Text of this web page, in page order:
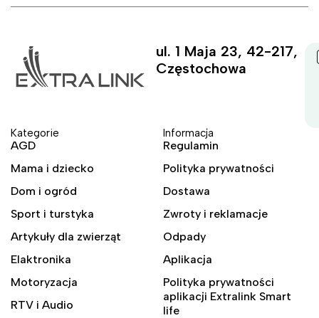
ul. 1 Maja 23, 42-217,
Częstochowa
Kategorie
AGD
Mama i dziecko
Dom i ogród
Sport i turstyka
Artykuły dla zwierząt
Elaktronika
Motoryzacja
RTV i Audio
Informacja
Regulamin
Polityka prywatności
Dostawa
Zwroty i reklamacje
Odpady
Aplikacja
Polityka prywatności
aplikacji Extralink Smart
life